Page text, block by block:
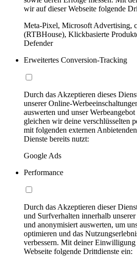
wir auf dieser Webseite folgende
Meta-Pixel, Microsoft Advertising,
(RTBHouse), Klickbasierte
Defender
Erweitertes Conversion-Tracking
Durch das Akzeptieren dieses
unserer Online-
auswerten und unser
gleichen wir deine verschlüsselten
mit folgenden externen
Dienste bereits nutzt:
Google Ads
Performance
Durch das Akzeptieren dieser
und Surfverhalten innerhalb
und anonymisiert auswerten, um
optimieren und das
verbessern. Mit deiner Einwilligung
Webseite folgende Drittdienste ein: